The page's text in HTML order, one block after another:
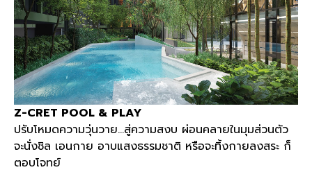
Z-CRET POOL & PLAY
ปรับโหมดความวุ่นวาย…สู่ความสงบ ผ่อนคลายในมุมส่วนตัว
จะนั่งชิล เอนกาย อาบแสงธรรมชาติ หรือจะทิ้งกายลงสระ ก็
ตอบโจทย์